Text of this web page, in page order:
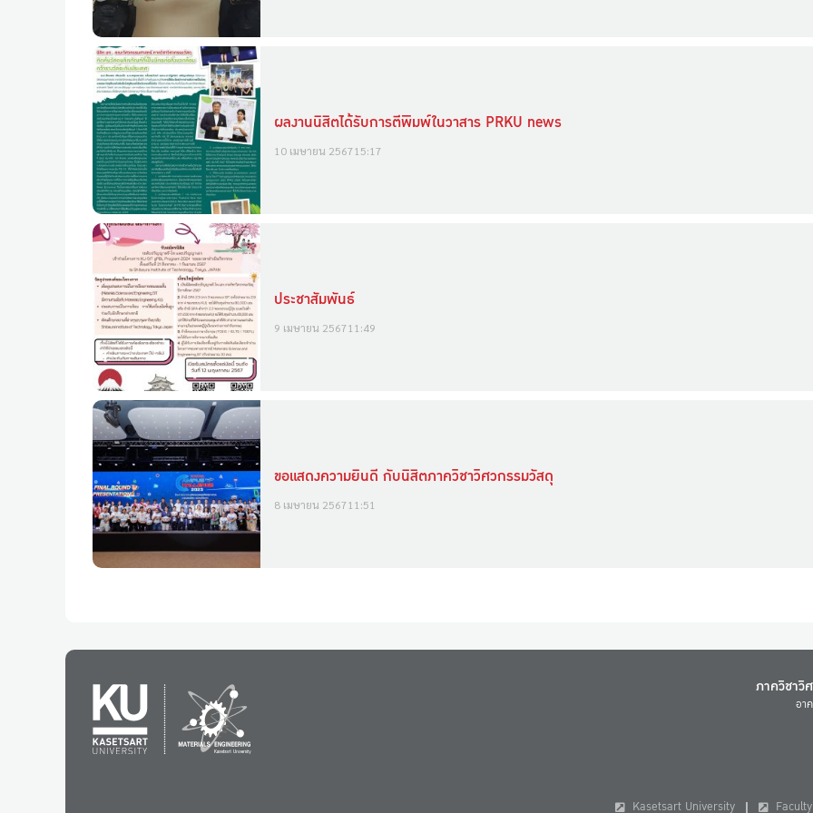
ผลงานนิสิตได้รับการตีพิมพ์ในวาสาร PRKU news
10 เมษายน 256715:17
ประชาสัมพันธ์
9 เมษายน 256711:49
ขอแสดงความยินดี กับนิสิตภาควิชาวิศวกรรมวัสดุ
8 เมษายน 256711:51
ภาควิชาวิ
อา
Kasetsart University Faculty